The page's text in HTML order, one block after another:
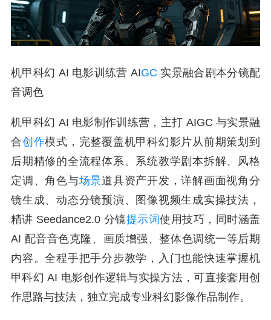
机甲科幻 AI 电影训练营 AIGC 实景融合剧本分镜配
音调色
机甲科幻 AI 电影制作训练营，主打 AIGC 与实景融
合创作模式，完整覆盖机甲科幻影片从前期策划到
后期精修的全流程体系。系统教学剧本拆解、风格
定调、角色与场景道具资产开发，详解画面视角分
镜生成、动态分镜预演、图像视频生成实操技法，
精讲 Seedance2.0 分镜提示词使用技巧，同时涵盖
AI 配音音色克隆、画质增强、整体色调统一等后期
内容。全程手把手分步教学，入门也能快速掌握机
甲科幻 AI 电影创作逻辑与实操方法，可直接套用创
作思路与技法，独立完成专业科幻影像作品制作。